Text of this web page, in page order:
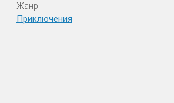
Жанр
Приключения